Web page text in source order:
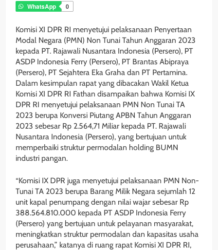
WhatsApp
0
Komisi XI DPR RI menyetujui pelaksanaan Penyertaan
Modal Negara (PMN) Non Tunai Tahun Anggaran 2023
kepada PT. Rajawali Nusantara Indonesia (Persero), PT
ASDP Indonesia Ferry (Persero), PT Brantas Abipraya
(Persero), PT Sejahtera Eka Graha dan PT Pertamina.
Dalam kesimpulan rapat yang dibacakan Wakil Ketua
Komisi XI DPR RI Fathan disampaikan bahwa Komisi IX
DPR RI menyetujui pelaksanaan PMN Non Tunai TA
2023 berupa Konversi Piutang APBN Tahun Anggaran
2023 sebesar Rp 2.564,71 Miliar kepada PT. Rajawali
Nusantara Indonesia (Persero), yang bertujuan untuk
memperbaiki struktur permodalan holding BUMN
industri pangan.
“Komisi IX DPR juga menyetujui pelaksanaan PMN Non-
Tunai TA 2023 berupa Barang Milik Negara sejumlah 12
unit kapal penumpang dengan nilai wajar sebesar Rp
388.564.810.000 kepada PT ASDP Indonesia Ferry
(Persero) yang bertujuan untuk pelayanan masyarakat,
meningkatkan struktur permodalan dan kapasitas usaha
perusahaan,” katanya di ruang rapat Komisi XI DPR RI,